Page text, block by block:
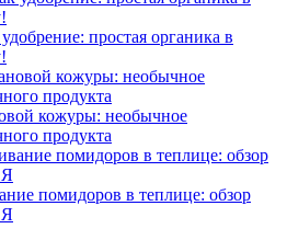
простая органика в
кожуры: необычное
продукта
помидоров в теплице: обзор
Я